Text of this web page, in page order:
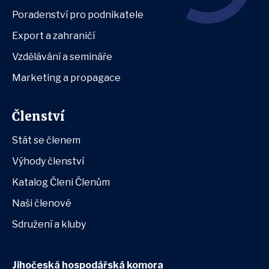
Poradenství pro podnikatele
Export a zahraničí
Vzdělávání a semináře
Marketing a propagace
Členství
Stát se členem
Výhody členství
Katalog Členi Členům
Naši členové
Sdružení a kluby
Jihočeská hospodářská komora